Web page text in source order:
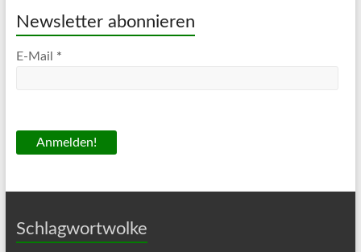
Newsletter abonnieren
E-Mail *
Schlagwortwolke